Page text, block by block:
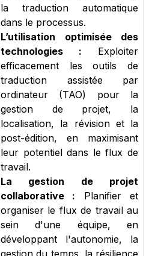
la traduction automatique
dans le processus.
L’utilisation optimisée des
technologies : Exploiter
efficacement les outils de
traduction assistée par
ordinateur (TAO) pour la
gestion de projet, la
localisation, la révision et la
post-édition, en maximisant
leur potentiel dans le flux de
travail.
La gestion de projet
collaborative : Planifier et
organiser le flux de travail au
sein d'une équipe, en
développant l'autonomie, la
gestion du temps, la résilience